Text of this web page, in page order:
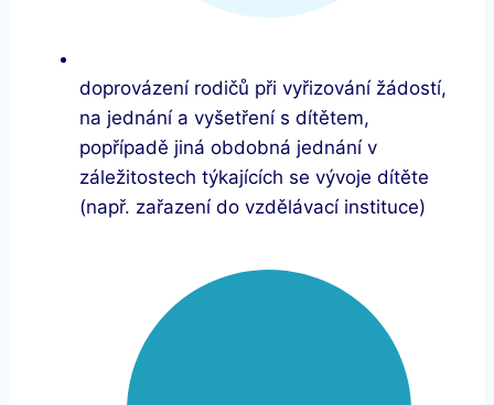
doprovázení rodičů při vyřizování žádostí,
na jednání a vyšetření s dítětem,
popřípadě jiná obdobná jednání v
záležitostech týkajících se vývoje dítěte
(např. zařazení do vzdělávací instituce)